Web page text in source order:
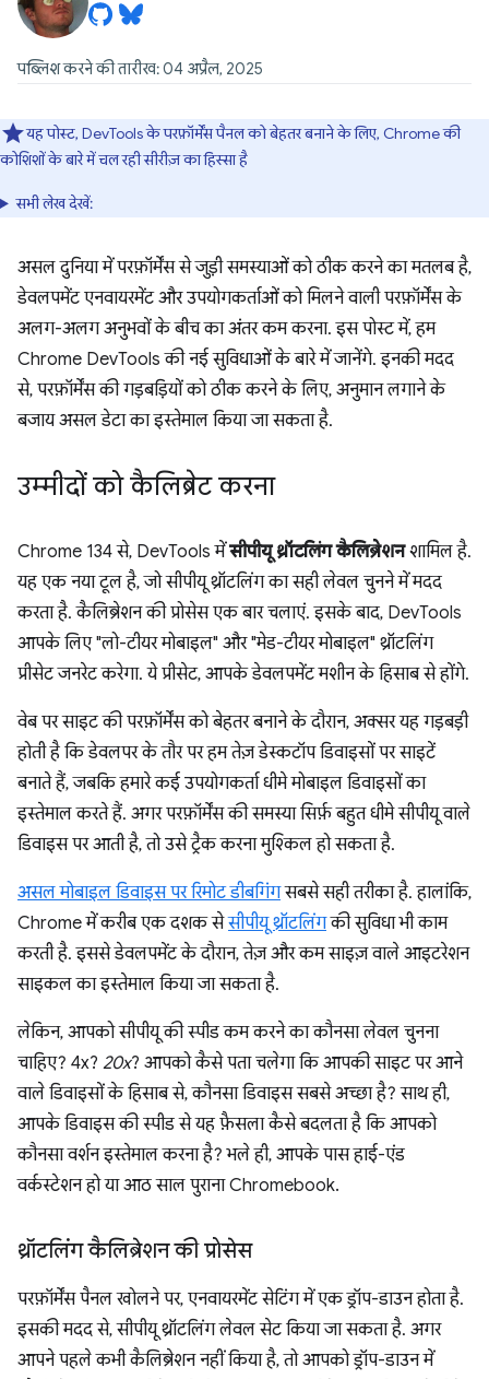
पब्लिश करने की तारीख: 04 अप्रैल, 2025
यह पोस्ट, DevTools के परफ़ॉर्मेंस पैनल को बेहतर बनाने के लिए, Chrome की
कोशिशों के बारे में चल रही सीरीज़ का हिस्सा है
सभी लेख देखें:
असल दुनिया में परफ़ॉर्मेंस से जुड़ी समस्याओं को ठीक करने का मतलब है,
डेवलपमेंट एनवायरमेंट और उपयोगकर्ताओं को मिलने वाली परफ़ॉर्मेंस के
अलग-अलग अनुभवों के बीच का अंतर कम करना. इस पोस्ट में, हम
Chrome DevTools की नई सुविधाओं के बारे में जानेंगे. इनकी मदद
से, परफ़ॉर्मेंस की गड़बड़ियों को ठीक करने के लिए, अनुमान लगाने के
बजाय असल डेटा का इस्तेमाल किया जा सकता है.
उम्मीदों को कैलिब्रेट करना
Chrome 134 से, DevTools मेंसीपीयू थ्रॉटलिंग कैलिब्रेशनशामिल है.
यह एक नया टूल है, जो सीपीयू थ्रॉटलिंग का सही लेवल चुनने में मदद
करता है. कैलिब्रेशन की प्रोसेस एक बार चलाएं. इसके बाद, DevTools
आपके लिए "लो-टीयर मोबाइल" और "मेड-टीयर मोबाइल" थ्रॉटलिंग
प्रीसेट जनरेट करेगा. ये प्रीसेट, आपके डेवलपमेंट मशीन के हिसाब से होंगे.
वेब पर साइट की परफ़ॉर्मेंस को बेहतर बनाने के दौरान, अक्सर यह गड़बड़ी
होती है कि डेवलपर के तौर पर हम तेज़ डेस्कटॉप डिवाइसों पर साइटें
बनाते हैं, जबकि हमारे कई उपयोगकर्ता धीमे मोबाइल डिवाइसों का
इस्तेमाल करते हैं. अगर परफ़ॉर्मेंस की समस्या सिर्फ़ बहुत धीमे सीपीयू वाले
डिवाइस पर आती है, तो उसे ट्रैक करना मुश्किल हो सकता है.
असल मोबाइल डिवाइस पर रिमोट डीबगिंगसबसे सही तरीका है. हालांकि,
Chrome में करीब एक दशक सेसीपीयू थ्रॉटलिंगकी सुविधा भी काम
करती है. इससे डेवलपमेंट के दौरान, तेज़ और कम साइज़ वाले आइटरेशन
साइकल का इस्तेमाल किया जा सकता है.
लेकिन, आपको सीपीयू की स्पीड कम करने का कौनसा लेवल चुनना
चाहिए? 4x? 20x? आपको कैसे पता चलेगा कि आपकी साइट पर आने
वाले डिवाइसों के हिसाब से, कौनसा डिवाइस सबसे अच्छा है? साथ ही,
आपके डिवाइस की स्पीड से यह फ़ैसला कैसे बदलता है कि आपको
कौनसा वर्शन इस्तेमाल करना है? भले ही, आपके पास हाई-एंड
वर्कस्टेशन हो या आठ साल पुराना Chromebook.
थ्रॉटलिंग कैलिब्रेशन की प्रोसेस
परफ़ॉर्मेंस पैनल खोलने पर, एनवायरमेंट सेटिंग में एक ड्रॉप-डाउन होता है.
इसकी मदद से, सीपीयू थ्रॉटलिंग लेवल सेट किया जा सकता है. अगर
आपने पहले कभी कैलिब्रेशन नहीं किया है, तो आपको ड्रॉप-डाउन में